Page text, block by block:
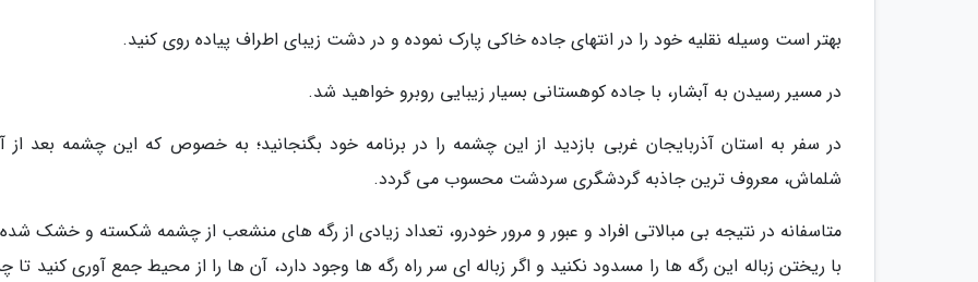
بهتر است وسیله نقلیه خود را در انتهای جاده خاکی پارک نموده و در دشت زیبای اطراف پیاده روی کنید.
در مسیر رسیدن به آبشار، با جاده کوهستانی بسیار زیبایی روبرو خواهید شد.
در سفر به استان آذربایجان غربی بازدید از این چشمه را در برنامه خود بگنجانید؛ به خصوص که این چشمه بعد از
شلماش، معروف ترین جاذبه گردشگری سردشت محسوب می گردد.
متاسفانه در نتیجه بی مبالاتی افراد و عبور و مرور خودرو، تعداد زیادی از رگه های منشعب از چشمه شکسته و خشک
با ریختن زباله این رگه ها را مسدود نکنید و اگر زباله ای سر راه رگه ها وجود دارد، آن ها را از محیط جمع آوری کنید تا